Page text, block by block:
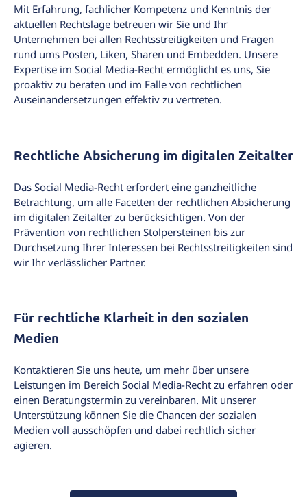
Mit Erfahrung, fachlicher Kompetenz und Kenntnis der
aktuellen Rechtslage betreuen wir Sie und Ihr
Unternehmen bei allen Rechtsstreitigkeiten und Fragen
rund ums Posten, Liken, Sharen und Embedden. Unsere
Expertise im Social Media-Recht ermöglicht es uns, Sie
proaktiv zu beraten und im Falle von rechtlichen
Auseinandersetzungen effektiv zu vertreten.
Rechtliche Absicherung im digitalen Zeitalter
Das Social Media-Recht erfordert eine ganzheitliche
Betrachtung, um alle Facetten der rechtlichen Absicherung
im digitalen Zeitalter zu berücksichtigen. Von der
Prävention von rechtlichen Stolpersteinen bis zur
Durchsetzung Ihrer Interessen bei Rechtsstreitigkeiten sind
wir Ihr verlässlicher Partner.
Für rechtliche Klarheit in den sozialen
Medien
Kontaktieren Sie uns heute, um mehr über unsere
Leistungen im Bereich Social Media-Recht zu erfahren oder
einen Beratungstermin zu vereinbaren. Mit unserer
Unterstützung können Sie die Chancen der sozialen
Medien voll ausschöpfen und dabei rechtlich sicher
agieren.